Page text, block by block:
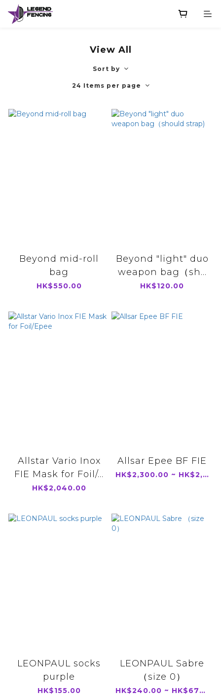
View All
Sort by
24 Items per page
Beyond mid-roll
bag
HK$550.00
Beyond "light" duo
weapon bag（sh...
HK$120.00
Allstar Vario Inox
FIE Mask for Foil/...
HK$2,040.00
Allsar Epee BF FIE
HK$2,300.00 ~ HK$2,750.00
LEONPAUL socks
purple
HK$155.00
LEONPAUL Sabre
（size 0）
HK$240.00 ~ HK$670.00